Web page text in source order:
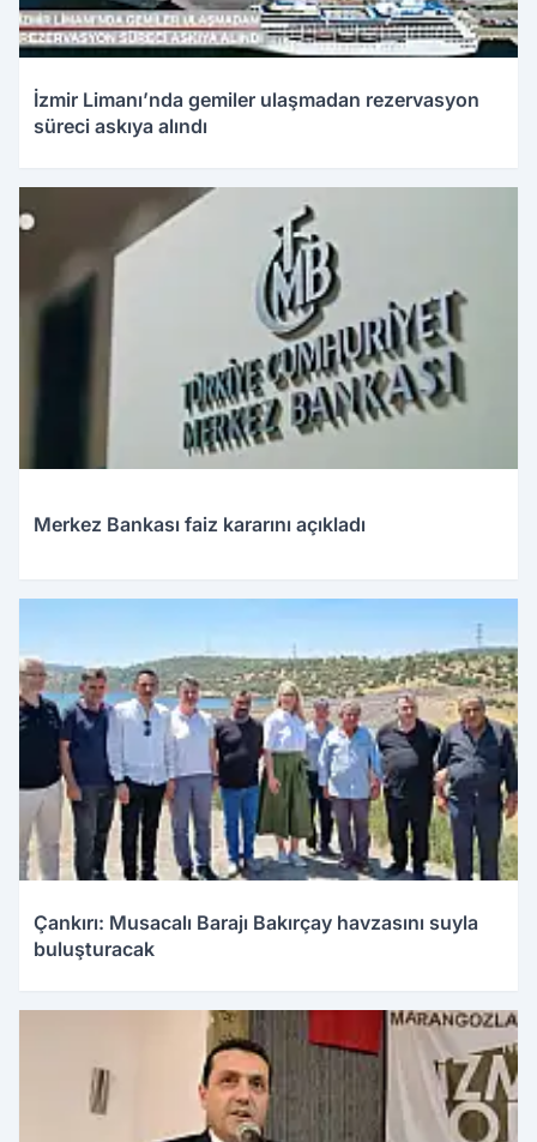
İzmir Limanı’nda gemiler ulaşmadan rezervasyon
süreci askıya alındı
Merkez Bankası faiz kararını açıkladı
Çankırı: Musacalı Barajı Bakırçay havzasını suyla
buluşturacak